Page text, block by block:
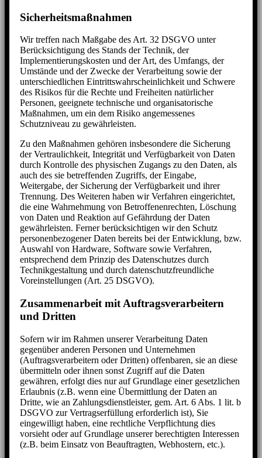
Sicherheitsmaßnahmen
Wir treffen nach Maßgabe des Art. 32 DSGVO unter
Berücksichtigung des Stands der Technik, der
Implementierungskosten und der Art, des Umfangs, der
Umstände und der Zwecke der Verarbeitung sowie der
unterschiedlichen Eintrittswahrscheinlichkeit und Schwere
des Risikos für die Rechte und Freiheiten natürlicher
Personen, geeignete technische und organisatorische
Maßnahmen, um ein dem Risiko angemessenes
Schutzniveau zu gewährleisten.
Zu den Maßnahmen gehören insbesondere die Sicherung
der Vertraulichkeit, Integrität und Verfügbarkeit von Daten
durch Kontrolle des physischen Zugangs zu den Daten, als
auch des sie betreffenden Zugriffs, der Eingabe,
Weitergabe, der Sicherung der Verfügbarkeit und ihrer
Trennung. Des Weiteren haben wir Verfahren eingerichtet,
die eine Wahrnehmung von Betroffenenrechten, Löschung
von Daten und Reaktion auf Gefährdung der Daten
gewährleisten. Ferner berücksichtigen wir den Schutz
personenbezogener Daten bereits bei der Entwicklung, bzw.
Auswahl von Hardware, Software sowie Verfahren,
entsprechend dem Prinzip des Datenschutzes durch
Technikgestaltung und durch datenschutzfreundliche
Voreinstellungen (Art. 25 DSGVO).
Zusammenarbeit mit Auftragsverarbeitern
und Dritten
Sofern wir im Rahmen unserer Verarbeitung Daten
gegenüber anderen Personen und Unternehmen
(Auftragsverarbeitern oder Dritten) offenbaren, sie an diese
übermitteln oder ihnen sonst Zugriff auf die Daten
gewähren, erfolgt dies nur auf Grundlage einer gesetzlichen
Erlaubnis (z.B. wenn eine Übermittlung der Daten an
Dritte, wie an Zahlungsdienstleister, gem. Art. 6 Abs. 1 lit. b
DSGVO zur Vertragserfüllung erforderlich ist), Sie
eingewilligt haben, eine rechtliche Verpflichtung dies
vorsieht oder auf Grundlage unserer berechtigten Interessen
(z.B. beim Einsatz von Beauftragten, Webhostern, etc.).